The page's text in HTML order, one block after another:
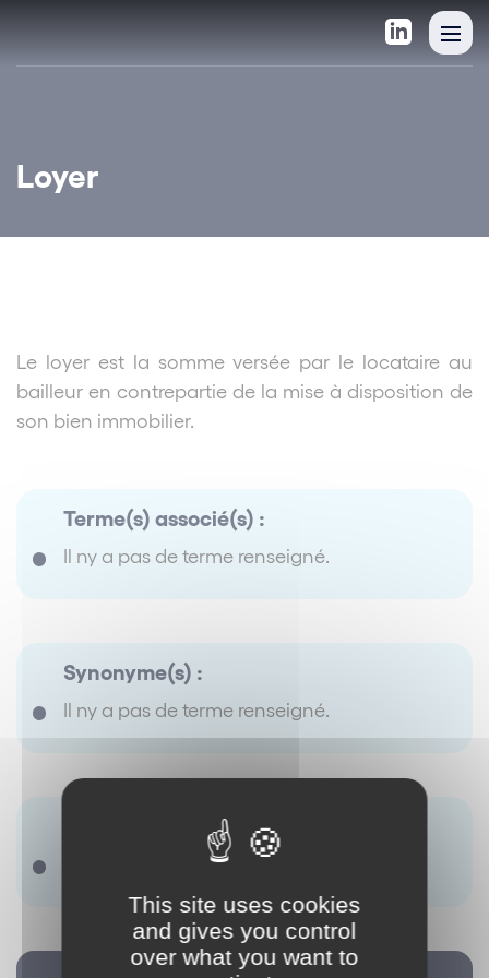
Loyer
Le loyer est la somme versée par le locataire au
bailleur en contrepartie de la mise à disposition de
son bien immobilier.
Terme(s) associé(s) :
Il ny a pas de terme renseigné.
Synonyme(s) :
Il ny a pas de terme renseigné.
Il ny a pas de terme renseigné.
This site uses cookies
and gives you control
over what you want to